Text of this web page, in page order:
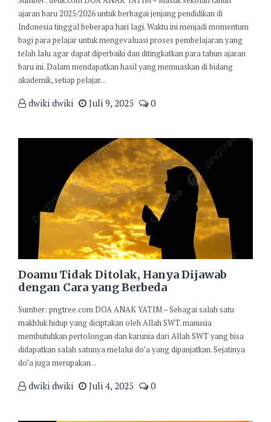
ajaran baru 2025/2026 untuk berbagai jenjang pendidikan di
Indonesia tinggal beberapa hari lagi. Waktu ini menjadi momentum
bagi para pelajar untuk mengevaluasi proses pembelajaran yang
telah lalu agar dapat diperbaiki dan ditingkatkan para tahun ajaran
baru ini. Dalam mendapatkan hasil yang memuaskan di bidang
akademik, setiap pelajar...
dwiki dwiki Juli 9, 2025 0
Doamu Tidak Ditolak, Hanya Dijawab
dengan Cara yang Berbeda
Sumber: pngtree.com DOA ANAK YATIM – Sebagai salah satu
makhluk hidup yang diciptakan oleh Allah SWT. manusia
membutuhkan pertolongan dan karunia dari Allah SWT yang bisa
didapatkan salah satunya melalui do’a yang dipanjatkan. Sejatinya
do’a juga merupakan...
dwiki dwiki Juli 4, 2025 0